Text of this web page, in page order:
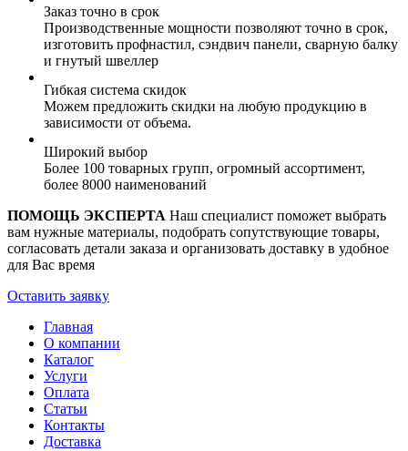
Заказ точно в срок
Производственные мощности позволяют точно в срок,
изготовить профнастил, сэндвич панели, сварную балку
и гнутый швеллер
Гибкая система скидок
Можем предложить скидки на любую продукцию в
зависимости от объема.
Широкий выбор
Более 100 товарных групп, огромный ассортимент,
более 8000 наименований
ПОМОЩЬ ЭКСПЕРТА Наш специалист поможет выбрать
вам нужные материалы, подобрать сопутствующие товары,
согласовать детали заказа и организовать доставку в удобное
для Вас время
Оставить заявку
Главная
О компании
Каталог
Услуги
Оплата
Статьи
Контакты
Доставка